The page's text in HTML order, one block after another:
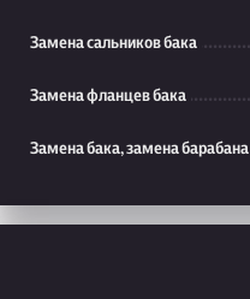
Замена сальников бака
Замена фланцев бака
Замена бака, замена барабана